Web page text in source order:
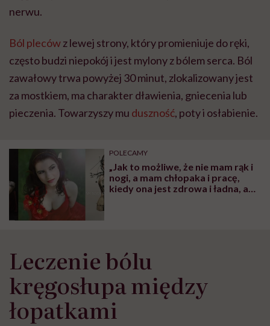
nerwu.
Ból plecówz lewej strony, który promieniuje do ręki,
często budzi niepokój i jest mylony z bólem serca. Ból
zawałowy trwa powyżej 30 minut, zlokalizowany jest
za mostkiem, ma charakter dławienia, gniecenia lub
pieczenia. Towarzyszy mu duszność, poty i osłabienie.
POLECAMY
„Jak to możliwe, że nie mam rąk i
nogi, a mam chłopaka i pracę,
kiedy ona jest zdrowa i ładna, a
Leczenie bólu
kręgosłupa między
łopatkami